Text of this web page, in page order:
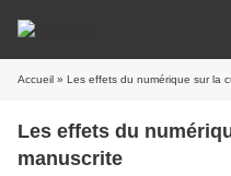
Accueil » Les effets du numérique sur la
Les effets du
manuscrite